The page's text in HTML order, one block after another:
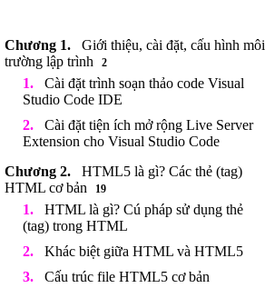
Giới thiệu, cài đặt, cấu hình môi
trường lập trình
2
Cài đặt trình soạn thảo code Visual
Studio Code IDE
Cài đặt tiện ích mở rộng Live Server
Extension cho Visual Studio Code
HTML5 là gì? Các thẻ (tag)
HTML cơ bản
19
HTML là gì? Cú pháp sử dụng thẻ
(tag) trong HTML
Khác biệt giữa HTML và HTML5
Cấu trúc file HTML5 cơ bản